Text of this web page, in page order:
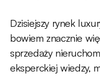
Dzisiejszy rynek
bowiem znacznie
sprzedaży
eksperckiej wiedzy,